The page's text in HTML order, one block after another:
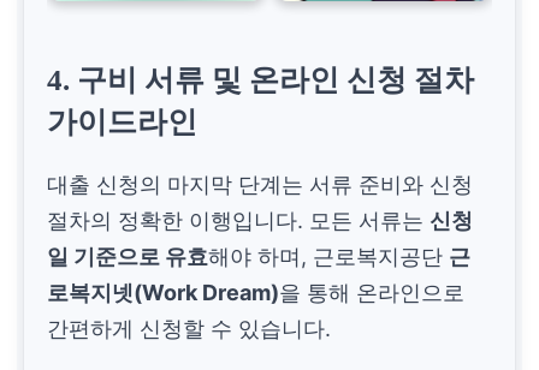
4. 구비 서류 및 온라인 신청 절차
가이드라인
대출 신청의 마지막 단계는 서류 준비와 신청
절차의 정확한 이행입니다. 모든 서류는 신청
일 기준으로 유효해야 하며, 근로복지공단 근
로복지넷(Work Dream)을 통해 온라인으로
간편하게 신청할 수 있습니다.